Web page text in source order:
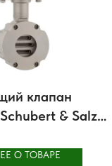
клапан
& Salzer
О ТОВАРЕ